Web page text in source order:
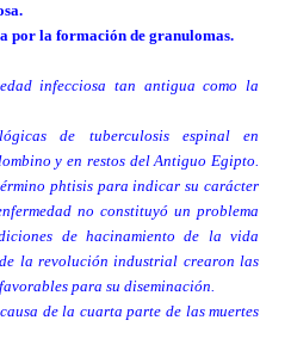
por la formación de granulomas.
infecciosa tan antigua como la
de tuberculosis espinal en
y en restos del Antiguo Egipto.
phtisis para indicar su carácter
no constituyó un problema
de hacinamiento de la vida
la revolución industrial crearon las
para su diseminación.
de la cuarta parte de las muertes